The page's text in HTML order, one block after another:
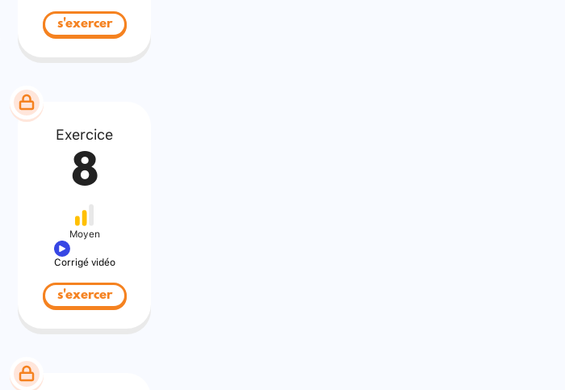
s'exercer
Exercice
8
Moyen
Corrigé vidéo
s'exercer